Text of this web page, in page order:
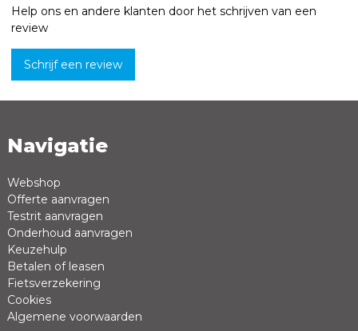
Help ons en andere klanten door het schrijven van een
review
Schrijf een review
Naam *
Review *
Navigatie
Webshop
Offerte aanvragen
Testrit aanvragen
Onderhoud aanvragen
Keuzehulp
Betalen of leasen
Fietsverzekering
Cookies
Algemene voorwaarden